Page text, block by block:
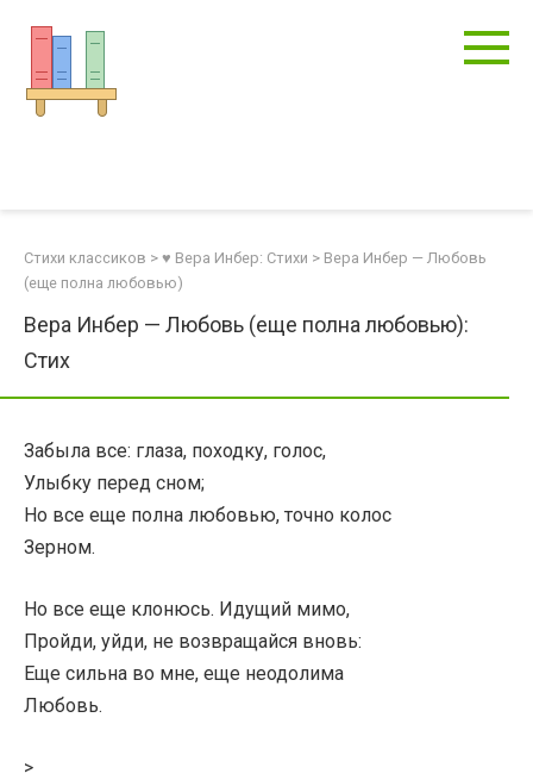
контенту
Стихи классиков > ♥ Вера Инбер: Стихи > Вера Инбер — Любовь
(еще полна любовью)
Вера Инбер — Любовь (еще полна любовью):
Стих
Забыла все: глаза, походку, голос,
Улыбку перед сном;
Но все еще полна любовью, точно колос
Зерном.
Но все еще клонюсь. Идущий мимо,
Пройди, уйди, не возвращайся вновь:
Еще сильна во мне, еще неодолима
Любовь.
>